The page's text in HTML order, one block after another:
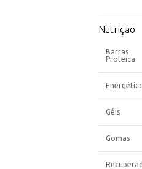
Nutrição
Barras
Proteica
Géis
Gomas